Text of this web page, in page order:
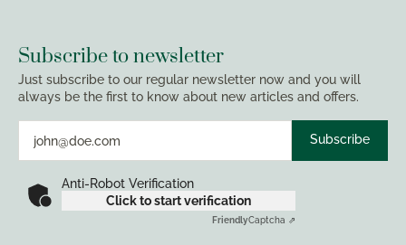
Subscribe to newsletter
Just subscribe to our regular newsletter now and you will
always be the first to know about new articles and offers.
Subscribe
Anti-Robot Verification
Click to start verification
FriendlyCaptcha ⇗